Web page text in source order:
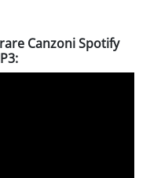
Canzoni Spotify